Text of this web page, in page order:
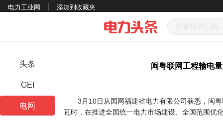
电力工业网 添加到收藏夹
头条
GEI
电网
闽粤联网工程输电
3月10日从国网福建省电力有限公司获悉，闽粤
瓦时，在推进全国统一电力市场建设、全国范围优